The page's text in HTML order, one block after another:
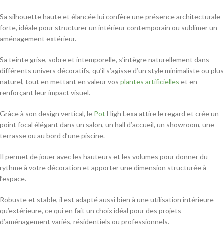
Sa silhouette haute et élancée lui confère une présence architecturale
forte, idéale pour structurer un intérieur contemporain ou sublimer un
aménagement extérieur.
Sa teinte grise, sobre et intemporelle, s’intègre naturellement dans
différents univers décoratifs, qu’il s’agisse d’un style minimaliste ou plus
naturel, tout en mettant en valeur vos plantes artificielles et en
renforçant leur impact visuel.
Grâce à son design vertical, le Pot High Lexa attire le regard et crée un
point focal élégant dans un salon, un hall d’accueil, un showroom, une
terrasse ou au bord d’une piscine.
Il permet de jouer avec les hauteurs et les volumes pour donner du
rythme à votre décoration et apporter une dimension structurée à
l’espace.
Robuste et stable, il est adapté aussi bien à une utilisation intérieure
qu’extérieure, ce qui en fait un choix idéal pour des projets
d’aménagement variés, résidentiels ou professionnels.